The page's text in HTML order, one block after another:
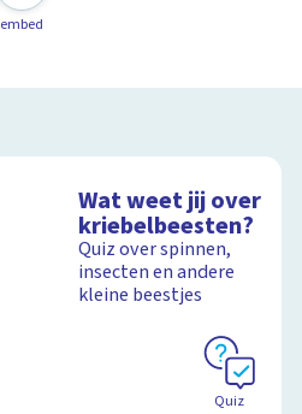
embed
Wat weet jij over
kriebelbeesten?
Quiz over spinnen,
insecten en andere
kleine beestjes
Quiz